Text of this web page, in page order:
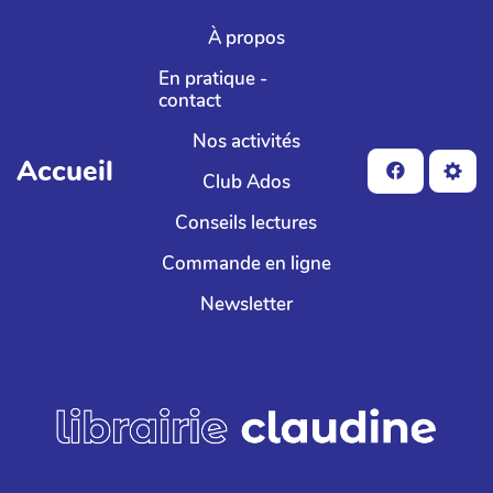
Aller au contenu principal
Accueil
À propos
En pratique -
contact
Nos activités
Club Ados
Conseils lectures
Commande en ligne
Newsletter